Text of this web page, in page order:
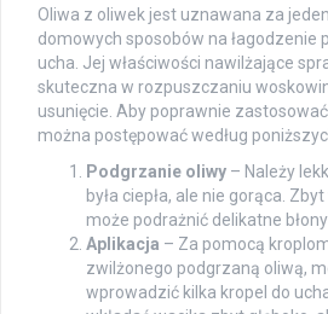
Oliwa z oliwek jest uznawana za
domowych sposobów na łagodzenie
ucha. Jej właściwości nawilżające
skuteczna w rozpuszczaniu
usunięcie. Aby poprawnie
można postępować według
Podgrzanie oliwy – Należy
była ciepła, ale nie gorąca.
może podrażnić delikatne
Aplikacja – Za pomocą
zwilżonego podgrzaną oliwą,
wprowadzić kilka kropel do